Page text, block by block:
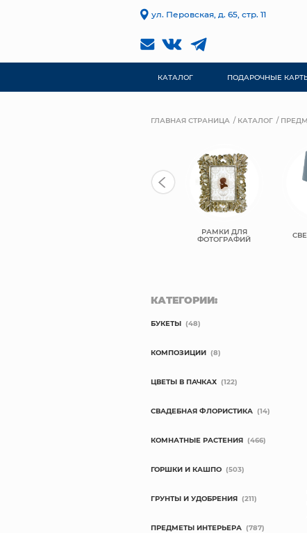
ул. Перовская, д. 65, стр. 11
КАТАЛОГ ПОДАРОЧНЫЕ
ГЛАВНАЯ СТРАНИЦА КАТАЛОГ
РАМКИ ДЛЯ
ФОТОГРАФИЙ
КАТЕГОРИИ:
БУКЕТЫ (48)
КОМПОЗИЦИИ (8)
ЦВЕТЫ В ПАЧКАХ (122)
СВАДЕБНАЯ ФЛОРИСТИКА (14)
КОМНАТНЫЕ РАСТЕНИЯ (466)
ГОРШКИ И КАШПО (503)
ГРУНТЫ И УДОБРЕНИЯ (211)
ПРЕДМЕТЫ ИНТЕРЬЕРА (787)